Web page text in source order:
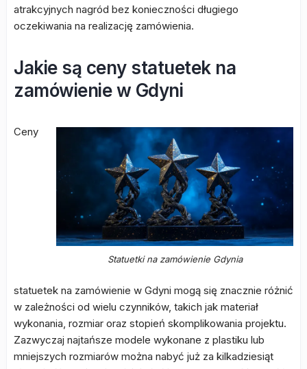
atrakcyjnych nagród bez konieczności długiego
oczekiwania na realizację zamówienia.
Jakie są ceny statuetek na
zamówienie w Gdyni
Statuetki na zamówienie Gdynia
Ceny
statuetek na zamówienie w Gdyni mogą się znacznie różnić
w zależności od wielu czynników, takich jak materiał
wykonania, rozmiar oraz stopień skomplikowania projektu.
Zazwyczaj najtańsze modele wykonane z plastiku lub
mniejszych rozmiarów można nabyć już za kilkadziesiąt